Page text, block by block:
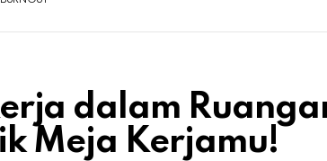
dalam
Meja Kerjamu!